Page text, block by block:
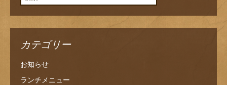
カテゴリー
お知らせ
ランチメニュー